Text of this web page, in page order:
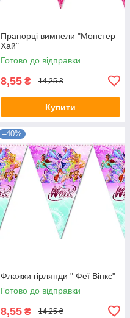
Прапорці вимпели "Монстер
Хай"
Готово до відправки
8,55 ₴ 14,25 ₴
Купити
–40%
Флажки гірлянди " Феї Вінкс"
Готово до відправки
8,55 ₴ 14,25 ₴